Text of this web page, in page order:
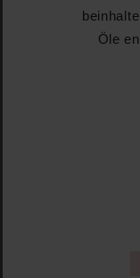
Öle
Durchschnittliche